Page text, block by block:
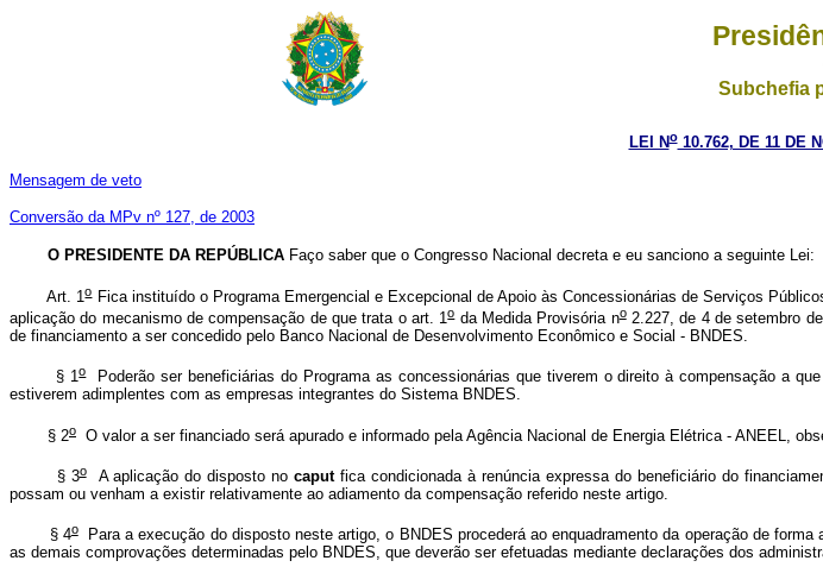
Subchefia
LEI No10.762, DE 11 DE
Mensagem de veto
Conversão da MPv nº 127, de 2003
O PRESIDENTE DA REPÚBLICA Faço saber que o Congresso Nacional decreta e eu sanciono a seguinte Lei:
Art. 1oFica instituído o Programa Emergencial e Excepcional de Apoio às Concessionárias de Serviços
aplicação do mecanismo de compensação de que trata o art. 1oda Medida Provisória no2.227, de 4 de setembro
de financiamento a ser concedido pelo Banco Nacional de Desenvolvimento Econômico e Social - BNDES.
§ 1oPoderão ser beneficiárias do Programa as concessionárias que tiverem o direito à compensação a
estiverem adimplentes com as empresas integrantes do Sistema BNDES.
§ 2o O valor a ser financiado será apurado e informado pela Agência Nacional de Energia Elétrica - ANEEL,
§ 3oA aplicação do disposto nocaputfica condicionada à renúncia expressa do beneficiário do
possam ou venham a existir relativamente ao adiamento da compensação referido neste artigo.
§ 4oPara a execução do disposto neste artigo, o BNDES procederá ao enquadramento da operação de
as demais comprovações determinadas pelo BNDES, que deverão ser efetuadas mediante declarações dos